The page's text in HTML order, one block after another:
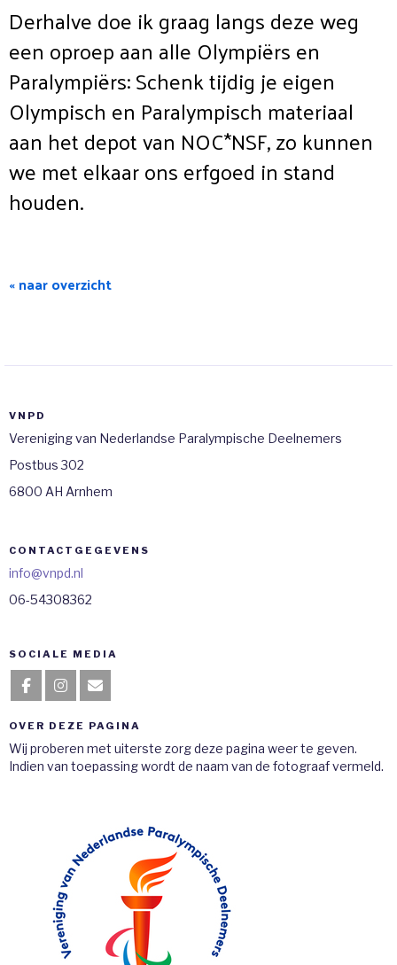
Derhalve doe ik graag langs deze weg
een oproep aan alle Olympiërs en
Paralympiërs: Schenk tijdig je eigen
Olympisch en Paralympisch materiaal
aan het depot van NOC*NSF, zo kunnen
we met elkaar ons erfgoed in stand
houden.
« naar overzicht
VNPD
Vereniging van Nederlandse Paralympische Deelnemers
Postbus 302
6800 AH Arnhem
CONTACTGEGEVENS
ofni@vnpd.nl
06-54308362
SOCIALE MEDIA
OVER DEZE PAGINA
Wij proberen met uiterste zorg deze pagina weer te geven.
Indien van toepassing wordt de naam van de fotograaf vermeld.